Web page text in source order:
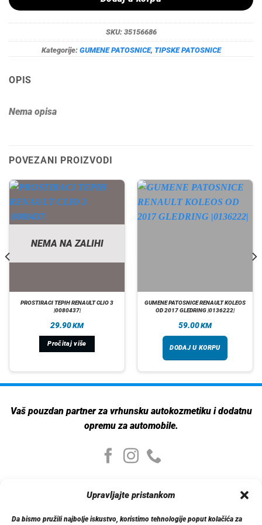
Upravljajte pristankom
Da bismo pružili najbolje iskustvo, koristimo tehnologije poput kolačića za
SKU: 35156686
Kategorije: GUMENE PATOSNICE, TIPSKE PATOSNICE
OPIS
Nema opisa
POVEZANI PROIZVODI
NEMA NA ZALIHI
PROSTIRACI TEPIH RENAULT CLIO 3
|0080437|
29.90KM
Pročitaj više
GUMENE PATOSNICE RENAULT KOLEOS
OD 2017 GLEDRING |0136222|
59.00KM
DODAJ U KORPU
Vaš pouzdan partner za vrhunsku autokozmetiku i dodatnu
opremu za automobile.
Moj nalog
Moj nalog
Moje narudžbe